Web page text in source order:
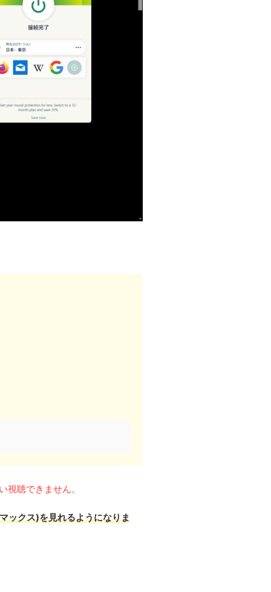
視聴できません。
ックス)を見れるようになりま